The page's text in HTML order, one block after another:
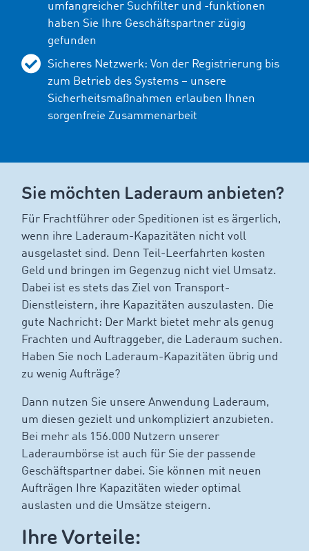
umfangreicher Suchfilter und -funktionen
haben Sie Ihre Geschäftspartner zügig
gefunden
Sicheres Netzwerk: Von der Registrierung bis
zum Betrieb des Systems – unsere
Sicherheitsmaßnahmen erlauben Ihnen
sorgenfreie Zusammenarbeit
Sie möchten Laderaum anbieten?
Für Frachtführer oder Speditionen ist es ärgerlich,
wenn ihre Laderaum-Kapazitäten nicht voll
ausgelastet sind. Denn Teil-Leerfahrten kosten
Geld und bringen im Gegenzug nicht viel Umsatz.
Dabei ist es stets das Ziel von Transport-
Dienstleistern, ihre Kapazitäten auszulasten. Die
gute Nachricht: Der Markt bietet mehr als genug
Frachten und Auftraggeber, die Laderaum suchen.
Haben Sie noch Laderaum-Kapazitäten übrig und
zu wenig Aufträge?
Dann nutzen Sie unsere Anwendung Laderaum,
um diesen gezielt und unkompliziert anzubieten.
Bei mehr als 156.000 Nutzern unserer
Laderaumbörse ist auch für Sie der passende
Geschäftspartner dabei. Sie können mit neuen
Aufträgen Ihre Kapazitäten wieder optimal
auslasten und die Umsätze steigern.
Ihre Vorteile: